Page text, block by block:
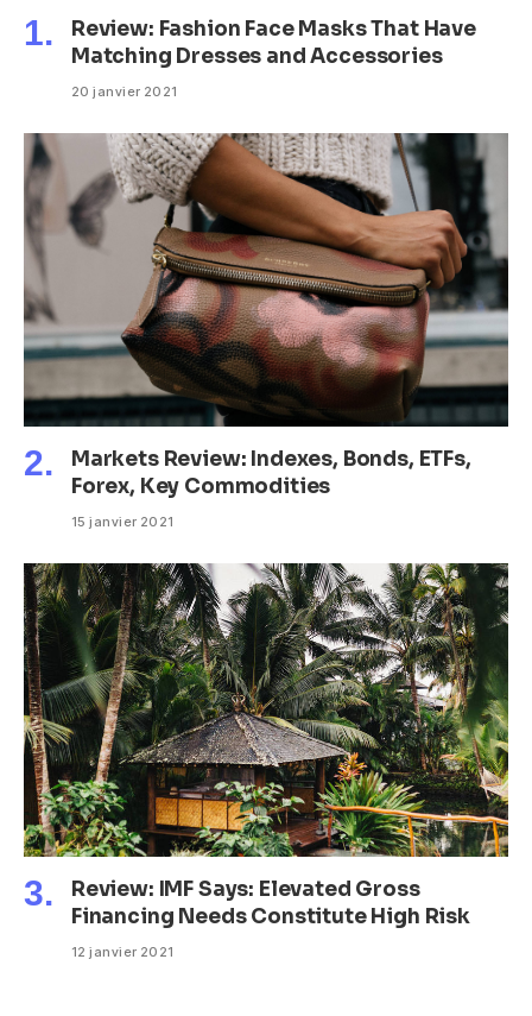
Review: Fashion Face Masks That Have
Matching Dresses and Accessories
20 janvier 2021
Markets Review: Indexes, Bonds, ETFs,
Forex, Key Commodities
15 janvier 2021
Review: IMF Says: Elevated Gross
Financing Needs Constitute High Risk
12 janvier 2021